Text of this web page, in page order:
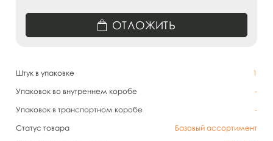
Штук в упаковке
1
Упаковок во внутреннем коробе
-
Упаковок в транспортном коробе
-
Статус товара
Базовый ассортимент
ОТЛОЖИТЬ